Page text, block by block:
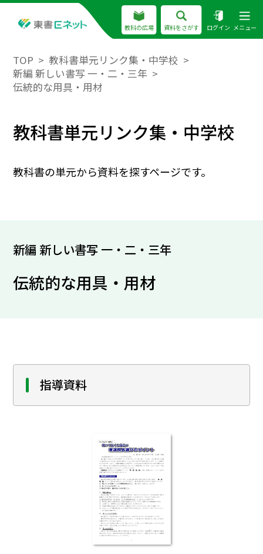
教科の広場 資料をさがす ログイン メニュー
TOP
教科書単元リンク集・中学校
新編 新しい書写 一・二・三年
伝統的な用具・用材
教科書単元リンク集・中学校
教科書の単元から資料を探すページです。
新編 新しい書写 一・二・三年
伝統的な用具・用材
指導資料